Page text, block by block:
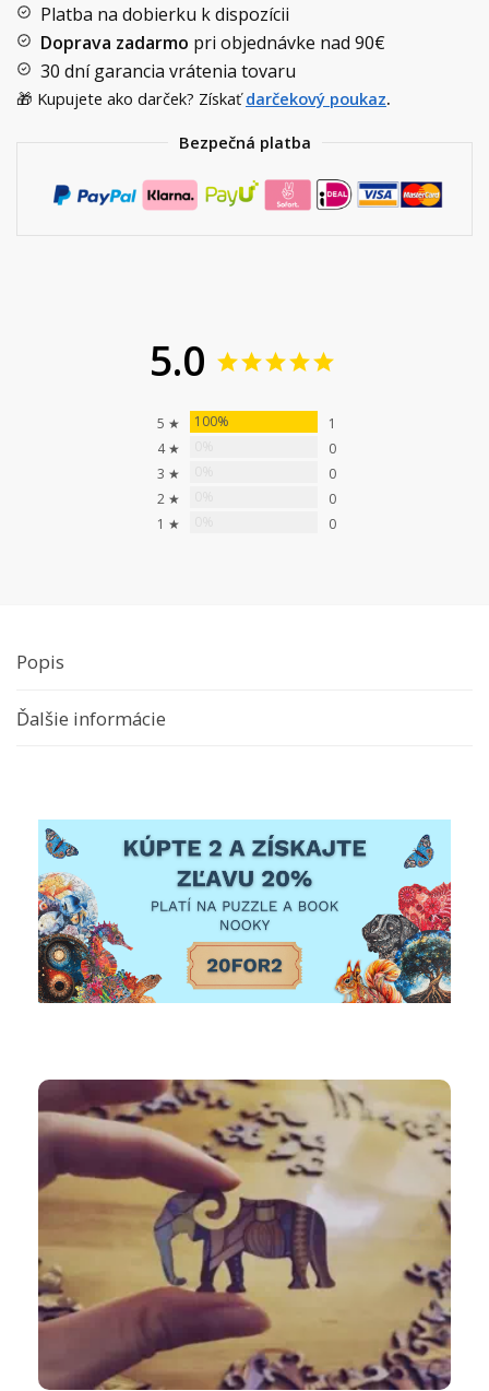
Platba na dobierku k dispozícii
Doprava zadarmo pri objednávke nad 90€
30 dní garancia vrátenia tovaru
🎁 Kupujete ako darček? Získaťdarčekový poukaz.
Bezpečná platba
5.0
5 ★ 100%
1
4 ★
0
3 ★
0
2 ★
0
1 ★
0
Popis
Ďalšie informácie